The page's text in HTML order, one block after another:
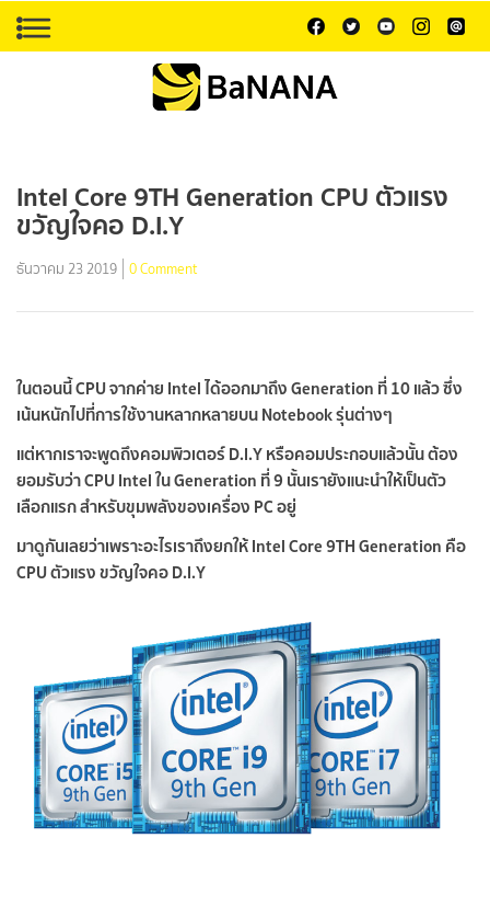
Intel Core 9TH Generation CPU ตัวแรง
ขวัญใจคอ D.I.Y
ธันวาคม 23 2019 0 Comment
ในตอนนี้ CPU จากค่าย Intel ได้ออกมาถึง Generation ที่ 10 แล้ว ซึ่ง
เน้นหนักไปที่การใช้งานหลากหลายบน Notebook รุ่นต่างๆ
แต่หากเราจะพูดถึงคอมพิวเตอร์ D.I.Y หรือคอมประกอบแล้วนั้น ต้อง
ยอมรับว่า CPU Intel ใน Generation ที่ 9 นั้นเรายังแนะนำให้เป็นตัว
เลือกแรก สำหรับขุมพลังของเครื่อง PC อยู่
มาดูกันเลยว่าเพราะอะไรเราถึงยกให้ Intel Core 9TH Generation คือ
CPU ตัวแรง ขวัญใจคอ D.I.Y